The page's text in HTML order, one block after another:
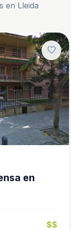
en Lleida
favorite
en
$$